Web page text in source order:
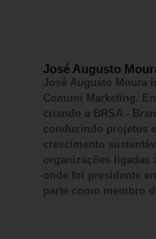
José Augusto
José Augusto Moura
Comuni Marketing.
criando a BRSA -
conduzindo projetos
crescimento
organizações ligadas
onde foi presidente
parte como membro